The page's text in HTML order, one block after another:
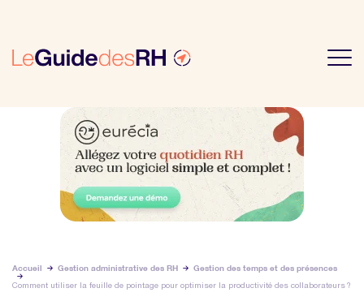
Accueil Gestion administrative des RH
Gestion des temps et des présences
Comment utiliser la feuille de pointage pour optimiser la productivité des collaborateurs ?